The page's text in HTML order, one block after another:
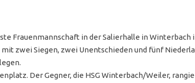
Frauenmannschaft in der Salierhalle in Winterbach
zwei Siegen, zwei Unentschieden und fünf
Der Gegner, die HSG Winterbach/Weiler,